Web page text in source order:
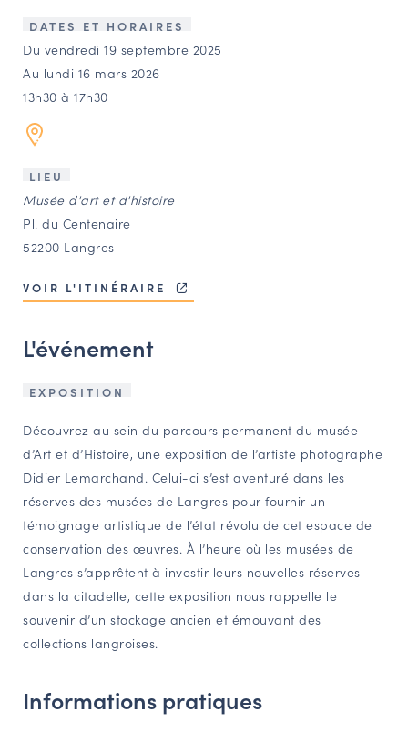
CONTACT
Agenda
Annuaire
Ressources
OFFRES D’EMPLOI ET DE STAGE
OUTILS EN LIGNE
Espace acteurs
NAVIGATION FILTRÉE « ACTEURS »
PORTAIL CULTURE
Comité d'Histoire Régionale
Service Inventaire et Patrimoines de la Région Grand Est
VOUS ÊTES…
Amateurs d’histoire et de patrimoine
Étudiants & chercheurs
DATES ET HORAIRES
Du vendredi 19 septembre 2025
Au lundi 16 mars 2026
13h30 à 17h30
LIEU
Musée d'art et d'histoire
Pl. du Centenaire
52200 Langres
VOIR L'ITINÉRAIRE
L'événement
EXPOSITION
Découvrez au sein du parcours permanent du musée
d’Art et d’Histoire, une exposition de l’artiste photographe
Didier Lemarchand. Celui-ci s’est aventuré dans les
réserves des musées de Langres pour fournir un
témoignage artistique de l’état révolu de cet espace de
conservation des œuvres. À l’heure où les musées de
Langres s’apprêtent à investir leurs nouvelles réserves
dans la citadelle, cette exposition nous rappelle le
souvenir d’un stockage ancien et émouvant des
collections langroises.
Informations pratiques